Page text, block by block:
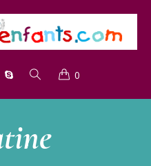
0